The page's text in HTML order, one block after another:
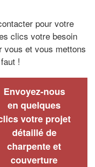
pour votre
clics votre besoin
vous et vous mettons
!
Envoyez-nous
en quelques
votre projet
détaillé de
charpente et
couverture